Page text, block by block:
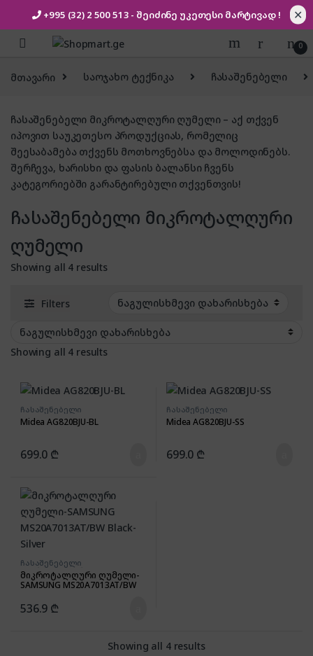
+995 (32) 2 500 513 - შეიძინე უკეთესი მარტივად ! ✕
Skip to navigation
Skip to content
0
მთავარი საოჯახო ტექნიკა ჩასაშენებელი
ჩასაშენებელი მიკროტალღური ღუმელი – აქ თქვენ
იპოვით საუკეთესო პროდუქციას, რომელიც
შეესაბამება თქვენს მოთხოვნებსა და მოლოდინებს.
შერჩევა, ხარისხი და ფასის ბალანსი ჩვენს
კატეგორიებში გარანტირებული თქვენთვის!
ჩასაშენებელი მიკროტალღური
ღუმელი
Showing all 4 results
Filters
Showing all 4 results
ჩასაშენებელი
მიკროტალღური ღუმელი
Midea AG820BJU-BL
699.0 ₾
ჩასაშენებელი
მიკროტალღური ღუმელი
Midea AG820BJU-SS
699.0 ₾
ჩასაშენებელი
მიკროტალღური ღუმელი
მიკროტალღური ღუმელი-
SAMSUNG MS20A7013AT/BW
536.9 ₾
Showing all 4 results